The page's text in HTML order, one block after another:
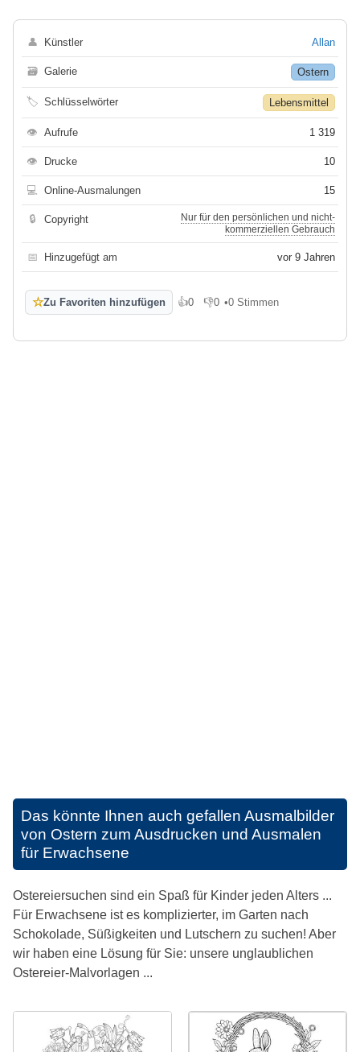
👤 Künstler Allan
🗃 Galerie Ostern
🏷 Schlüsselwörter Lebensmittel
👁 Aufrufe 1 319
👁 Drucke 10
💻 Online-Ausmalungen 15
🔒 Copyright
Nur für den persönlichen und nicht-
kommerziellen Gebrauch
📅 Hinzugefügt am vor 9 Jahren
☆Zu Favoriten hinzufügen 👍0
Gefällt mir
👎0
Gefällt mir nicht
•0 Stimmen
Das könnte Ihnen auch gefallen Ausmalbilder
von Ostern zum Ausdrucken und Ausmalen
für Erwachsene
Ostereiersuchen sind ein Spaß für Kinder jeden Alters ...
Für Erwachsene ist es komplizierter, im Garten nach
Schokolade, Süßigkeiten und Lutschern zu suchen! Aber
wir haben eine Lösung für Sie: unsere unglaublichen
Ostereier-Malvorlagen ...